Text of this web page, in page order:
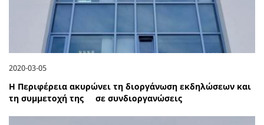
2020-03-05
Η Περιφέρεια ακυρώνει τη διοργάνωση εκδηλώσεων και
τη συμμετοχή της σε συνδιοργανώσεις